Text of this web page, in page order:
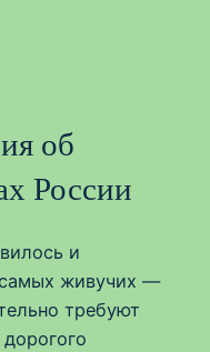
об
России
и
живучих —
требуют